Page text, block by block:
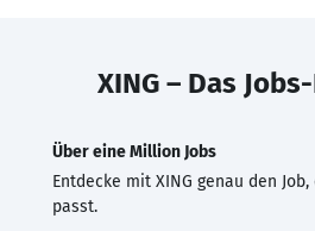
XING – Das
Über eine Million Jobs
Entdecke mit XING genau den
passt.